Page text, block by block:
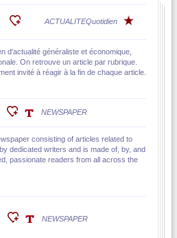
ACTUALITEQuotidien
d'actualité généraliste et économique,
On retrouve un article par rubrique.
invité à réagir à la fin de chaque article.
NEWSPAPER
consisting of articles related to
dedicated writers and is made of, by, and
passionate readers from all across the
NEWSPAPER